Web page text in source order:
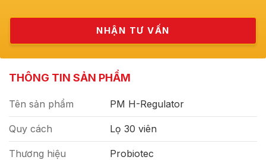
THÔNG TIN SẢN PHẨM
Tên sản phẩm PM H-Regulator
Quy cách Lọ 30 viên
Thương hiệu Probiotec